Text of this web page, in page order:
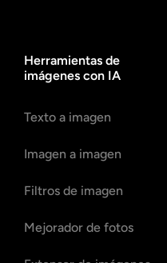
Herramientas de
imágenes con IA
Texto a imagen
Imagen a imagen
Filtros de imagen
Mejorador de fotos